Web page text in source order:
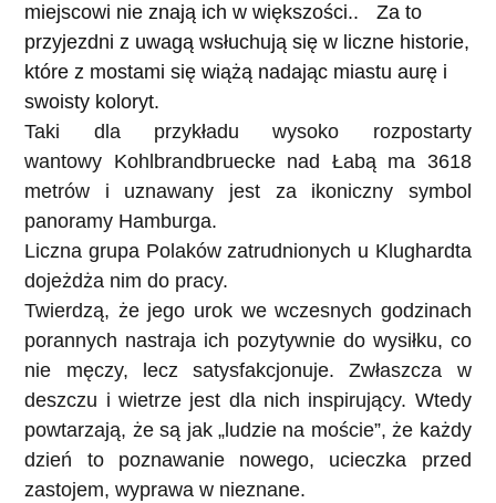
miejscowi nie znają ich w większości.. Za to
przyjezdni z uwagą wsłuchują się w liczne historie,
które z mostami się wiążą nadając miastu aurę i
swoisty koloryt.
Taki dla przykładu wysoko rozpostarty
wantowy Kohlbrandbrueckenad Łabą ma 3618
metrów i uznawany jest za ikoniczny symbol
panoramy Hamburga.
Liczna grupa Polaków zatrudnionych u Klughardta
dojeżdża nim do pracy.
Twierdzą, że jego urok we wczesnych godzinach
porannych nastraja ich pozytywnie do wysiłku, co
nie męczy, lecz satysfakcjonuje. Zwłaszcza w
deszczu i wietrze jest dla nich inspirujący. Wtedy
powtarzają, że są jak „ludzie na moście”, że każdy
dzień to poznawanie nowego, ucieczka przed
zastojem, wyprawa w nieznane.